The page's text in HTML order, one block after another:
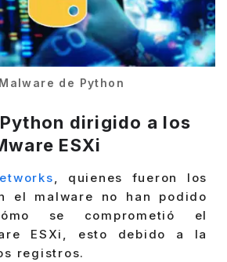
Malware de Python
dirigido a los
ESXi
, quienes fueron los
el malware no han podido
se comprometió el
ESXi, esto debido a la
registros.